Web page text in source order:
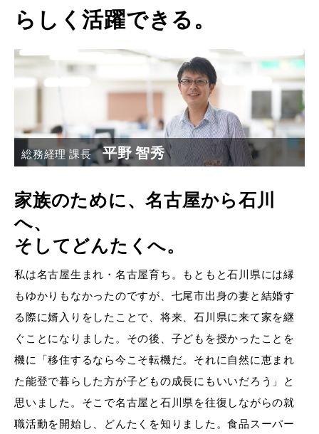
らしく活躍できる。
総務経理 課長平野 智秀
家族のために、名古屋から石川
へ、
そしてどんたくへ。
私は名古屋生まれ・名古屋育ち。もともと石川県には縁
もゆかりもなかったのですが、七尾市出身の妻と結婚す
る際に婿入りをしたことで、将来、石川県に来て家を継
ぐことになりました。その後、子どもを授かったことを
機に「移住するなら今こそ転機だ。それに自然に恵まれ
た能登で暮らした方が子どもの成長にもいいだろう」と
思いました。そこで名古屋と石川県を往復しながらの就
職活動を開始し、どんたくを知りました。食品スーパー